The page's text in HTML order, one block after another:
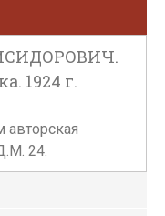
1924 г.
авторская
24.